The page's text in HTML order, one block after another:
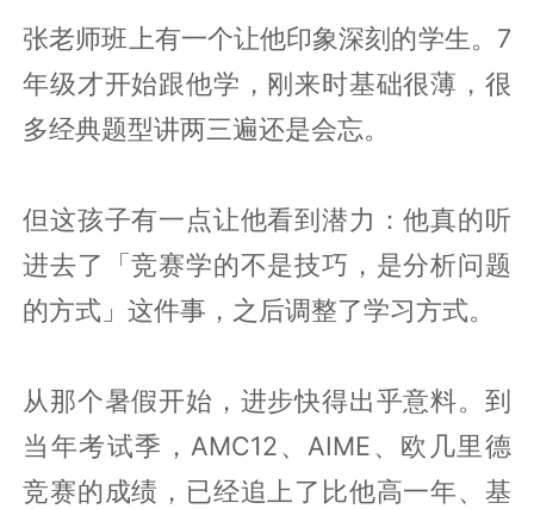
张老师班上有一个让他印象深刻的学生。7
年级才开始跟他学，刚来时基础很薄，很
多经典题型讲两三遍还是会忘。
但这孩子有一点让他看到潜力：他真的听
进去了「竞赛学的不是技巧，是分析问题
的方式」这件事，之后调整了学习方式。
从那个暑假开始，进步快得出乎意料。到
当年考试季，AMC12、AIME、欧几里德
竞赛的成绩，已经追上了比他高一年、基